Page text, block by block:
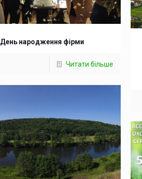
День народження фірми
Читати більше